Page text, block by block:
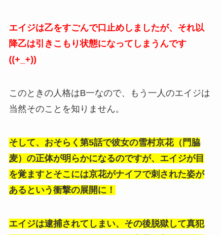
エイジは乙をすごんで口止めしましたが、それ以
降乙は引きこもり状態になってしまうんです
((+_+))
このときの人格はB一なので、もう一人のエイジは
当然そのことを知りません。
そして、おそらく第5話で彼女の雪村京花（門脇
麦）の正体が明らかになるのですが、エイジが目
を覚ますとそこには京花がナイフで刺された姿が
あるという衝撃の展開に！
エイジは逮捕されてしまい、その後脱獄して真犯